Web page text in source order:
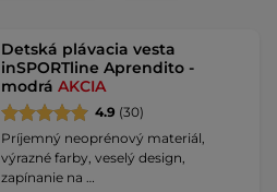
Detská plávacia vesta
inSPORTline Aprendito -
modráAKCIA
4.9 (30)
Príjemný neoprénový materiál,
výrazné farby, veselý design,
zapínanie na …